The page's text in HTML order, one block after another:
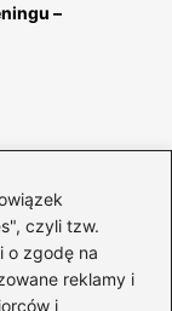
czyli tzw.
o zgodę na
reklamy i
i
–